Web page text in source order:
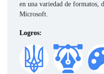
en una variedad de formatos,
Microsoft.
Logros: